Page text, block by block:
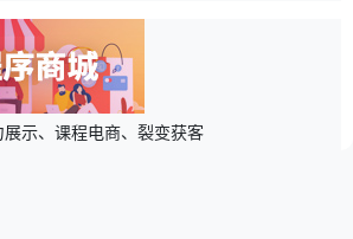
展示、课程电商、裂变获客